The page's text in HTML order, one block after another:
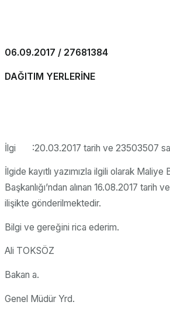
06.09.2017 / 27681384
DAĞITIM YERLERİNE
İlgi :20.03.2017 tarih ve 23503507
İlgide kayıtlı yazımızla ilgili olarak Maliye
Başkanlığı’ndan alınan 16.08.2017 tarih
ilişikte gönderilmektedir.
Bilgi ve gereğini rica ederim.
Ali TOKSÖZ
Bakan a.
Genel Müdür Yrd.